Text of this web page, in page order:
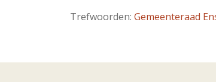
Trefwoorden:Gemeenteraad